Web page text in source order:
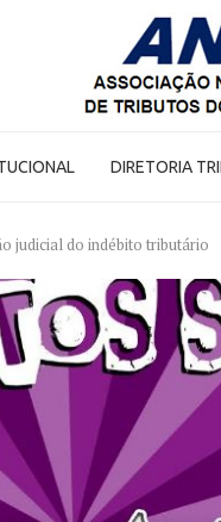
DIRETORIA
judicial do indébito tributário